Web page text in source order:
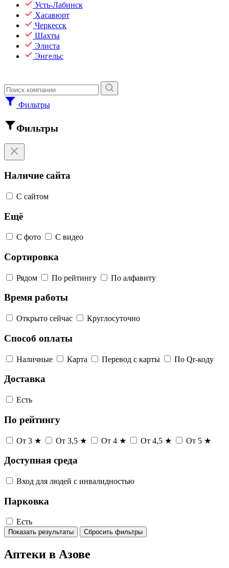
Усть-Лабинск
Хасавюрт
Черкесск
Шахты
Элиста
Энгельс
Фильтры
Фильтры
Наличие сайта
С сайтом
Ещё
С фото С видео
Сортировка
Рядом По рейтингу По алфавиту
Время работы
Открыто сейчас Круглосуточно
Способ оплаты
Наличные Карта Перевод с карты По Qr-коду
Доставка
Есть
По рейтингу
От 3 ★ От 3,5 ★ От 4 ★ От 4,5 ★ От 5 ★
Доступная среда
Вход для людей с инвалидностью
Парковка
Есть
Показать результаты Сбросить фильтры
Аптеки в Азове